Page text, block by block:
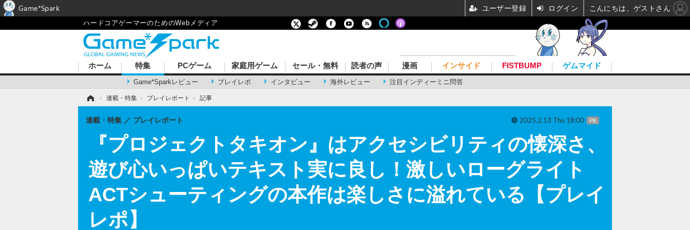
ハードコアゲーマーのためのWebメディア
ホーム 特集
Game*Sparkレビュー プレイレポ インタビュー 海外レビュー 注目インディーミニ問答
PCゲーム 家庭用ゲーム セール・無料 読者の声 漫画 インサイド FISTBUMP ゲムマイド
› 連載・特集 › プレイレポート › 記事
『プロジェクトタキオン』はアクセシビリティの懐深さ、
遊び心いっぱいテキスト実に良し！激しいローグライト
ACTシューティングの本作は楽しさに溢れている【プレイ
レポ】
連載・特集 プレイレポート 2025.2.13 Thu 18:00 PR
Game*Spark ユーザー登録 ログイン こんにちは、ゲストさん